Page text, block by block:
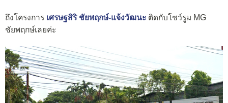
ถึงโครงการ เศรษฐสิริ ชัยพฤกษ์-แจ้งวัฒนะ ติดกับโชว์รูม MG
ชัยพฤกษ์เลยค่ะ